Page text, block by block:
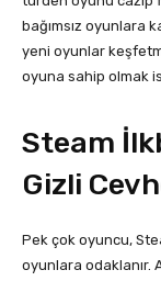
bağımsız oyunlara
yeni oyunlar
oyuna sahip olmak
Steam
Gizli
Pek çok oyuncu,
oyunlara odaklanır.